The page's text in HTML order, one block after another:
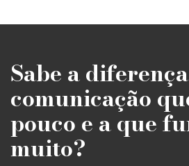
Sabe a
comunicação
pouco e a que
muito?